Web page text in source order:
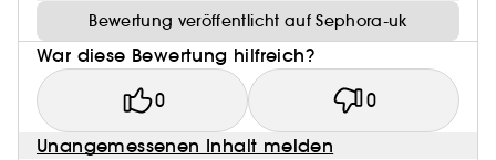
Bewertung veröffentlicht auf Sephora-uk
War diese Bewertung hilfreich?
0 0
Unangemessenen Inhalt melden